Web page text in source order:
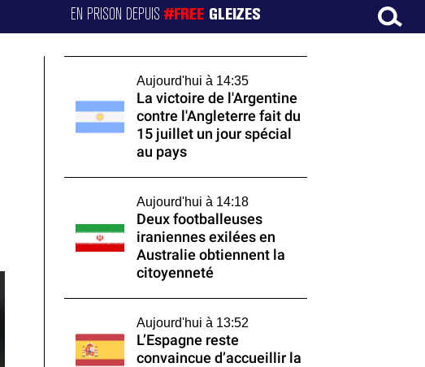
EN PRISON DEPUIS#FREE GLEIZES
Aujourd'hui à 14:35
La victoire de l'Argentine
contre l'Angleterre fait du
15 juillet un jour spécial
au pays
Aujourd'hui à 14:18
Deux footballeuses
iraniennes exilées en
Australie obtiennent la
citoyenneté
Aujourd'hui à 13:52
L’Espagne reste
convaincue d’accueillir la